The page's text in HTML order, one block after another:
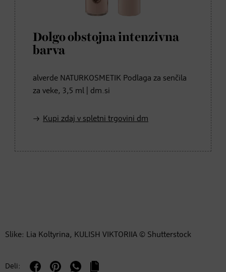
Dolgo obstojna intenzivna
barva
alverde NATURKOSMETIK Podlaga za senčila
za veke, 3,5 ml | dm.si
Kupi zdaj v spletni trgovini dm
Slike: Lia Koltyrina, KULISH VIKTORIIA © Shutterstock
Deli: